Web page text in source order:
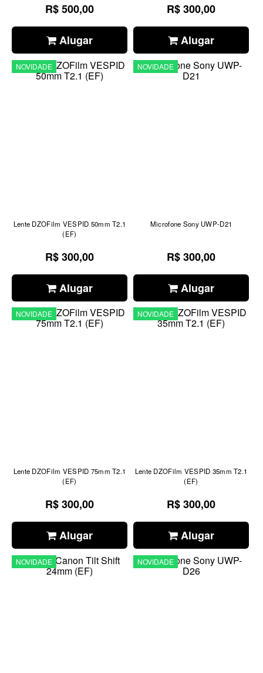
R$ 500,00
Alugar
R$ 300,00
Alugar
NOVIDADE
Lente DZOFilm VESPID 50mm T2.1
(EF)
R$ 300,00
Alugar
NOVIDADE
Microfone Sony UWP-D21
R$ 300,00
Alugar
NOVIDADE
Lente DZOFilm VESPID 75mm T2.1
(EF)
R$ 300,00
Alugar
NOVIDADE
Lente DZOFilm VESPID 35mm T2.1
(EF)
R$ 300,00
Alugar
NOVIDADE NOVIDADE